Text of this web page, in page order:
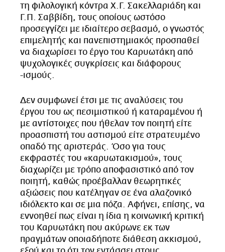
τη φιλολογική κόντρα Χ.Γ. Σακελλαριάδη και
Γ.Π. Σαββίδη, τους οποίους ωστόσο
προσεγγίζει με ιδιαίτερο σεβασμό, ο γνωστός
επιμελητής και πανεπιστημιακός προσπαθεί
να διαχωρίσει το έργο του Καρυωτάκη από
ψυχολογικές συγκρίσεις και διάφορους
-ισμούς.
Δεν συμφωνεί έτσι με τις αναλύσεις του
έργου του ως πεσιμιστικού ή καταραμένου ή
με αντίστοιχες που ήθελαν τον ποιητή είτε
προασπιστή του αστισμού είτε στρατευμένο
οπαδό της αριστεράς. Όσο για τους
εκφραστές του «καρυωτακισμού», τους
διαχωρίζει με τρόπο αποφασιστικό από τον
ποιητή, καθώς προέβαλλαν θεωρητικές
αξιώσεις που κατέληγαν σε ένα αλαζονικό
ιδιόλεκτο και σε μια πόζα. Αφήνει, επίσης, να
εννοηθεί πως είναι η ίδια η κοινωνική κριτική
του Καρυωτάκη που ακύρωνε εκ των
πραγμάτων οποιαδήποτε διάθεση ακκισμού,